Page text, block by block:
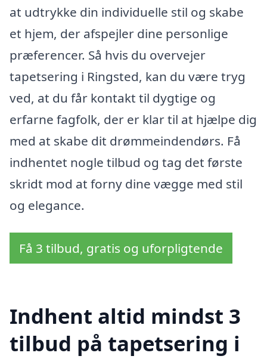
at udtrykke din individuelle stil og skabe
et hjem, der afspejler dine personlige
præferencer. Så hvis du overvejer
tapetsering i Ringsted, kan du være tryg
ved, at du får kontakt til dygtige og
erfarne fagfolk, der er klar til at hjælpe dig
med at skabe dit drømmeindendørs. Få
indhentet nogle tilbud og tag det første
skridt mod at forny dine vægge med stil
og elegance.
Få 3 tilbud, gratis og uforpligtende
Indhent altid mindst 3
tilbud på tapetsering i